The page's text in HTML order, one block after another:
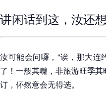
讲闲话到这，汝还
汝可能会问囉，“诶，那大
了！一般其囖，非旅游旺季
订，伓然意会无得选。